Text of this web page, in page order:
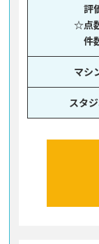
評
☆点
件
マシ
スタ